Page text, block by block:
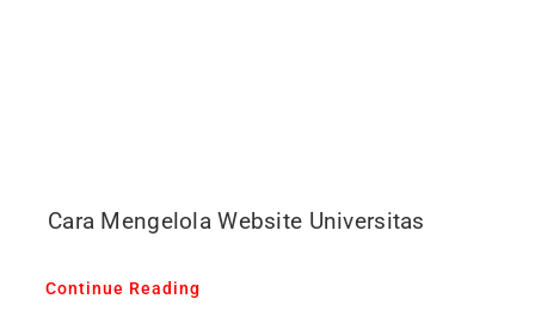
Cara Mengelola Website Universitas
Continue Reading